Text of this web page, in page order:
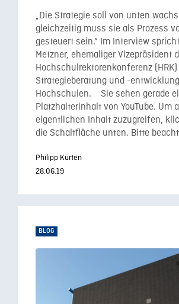
„Die Strategie soll von unten
gleichzeitig muss sie als Prozess
gesteuert sein.“ Im Interview
Metzner, ehemaliger Vizepräsident
Hochschulrektorenkonferenz
Strategieberatung und -
Hochschulen. Sie sehen gerade
Platzhalterinhalt von YouTube. Um
eigentlichen Inhalt zuzugreifen,
die Schaltfläche unten. Bitte
Philipp Kürten
28.06.19
BLOG